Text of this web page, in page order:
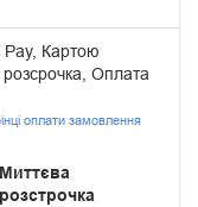
Pay, Картою
Оплата
оплати замовлення
Миттєва
розстрочка